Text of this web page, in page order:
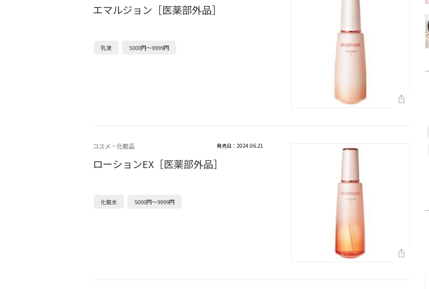
エマルジョン［医薬部外品］
乳液 5000円～9999円
コスメ・化粧品 発売日：2024.06.21
ローションEX［医薬部外品］
化粧水 5000円～9999円